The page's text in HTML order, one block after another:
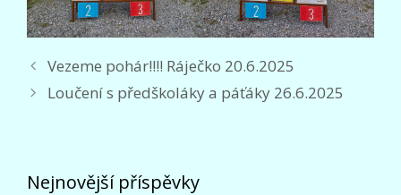
Vezeme pohár!!!! Ráječko 20.6.2025
Loučení s předškoláky a páťáky 26.6.2025
Nejnovější příspěvky